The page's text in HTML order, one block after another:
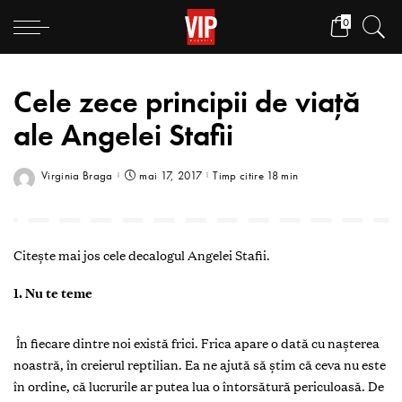
0
Cele zece principii de viață
ale Angelei Stafii
Virginia Braga mai 17, 2017 Timp citire 18 min
Citește mai jos cele decalogul Angelei Stafii.
1. Nu te teme
În fiecare dintre noi există frici. Frica apare o dată cu nașterea
noastră, în creierul reptilian. Ea ne ajută să știm că ceva nu este
în ordine, că lucrurile ar putea lua o întorsătură periculoasă. De